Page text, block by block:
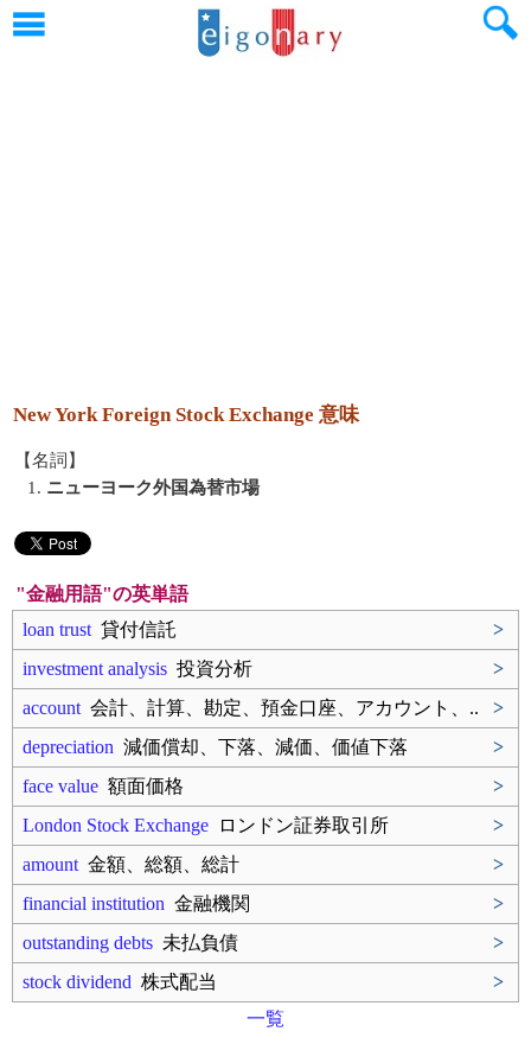
New York Foreign Stock Exchange 意味
【名詞】
1. ニューヨーク外国為替市場
"金融用語"の英単語
loan trust 貸付信託
>
investment analysis 投資分析
>
account 会計、計算、勘定、預金口座、アカウント、..
>
depreciation 減価償却、下落、減価、価値下落
>
face value 額面価格
>
London Stock Exchange ロンドン証券取引所
>
amount 金額、総額、総計
>
financial institution 金融機関
>
outstanding debts 未払負債
>
stock dividend 株式配当
>
一覧